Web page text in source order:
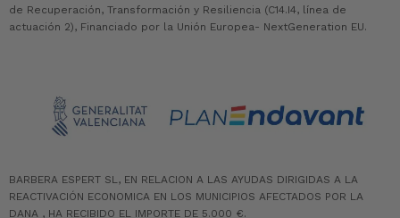
de Recuperación, Transformación y Resiliencia (C14.I4, línea de
actuación 2), Financiado por la Unión Europea- NextGeneration EU.
BARBERA ESPERT SL, EN RELACION A LAS AYUDAS DIRIGIDAS A LA
REACTIVACIÓN ECONOMICA EN LOS MUNICIPIOS AFECTADOS POR LA
DANA , HA RECIBIDO EL IMPORTE DE 5.000 €.